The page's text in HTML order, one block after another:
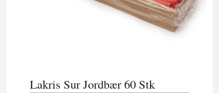
Lakris Sur Jordbær 60 Stk